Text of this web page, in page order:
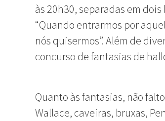
às 20h30, separadas em
“Quando entrarmos por
nós quisermos”. Além de
concurso de fantasias de
Quanto às fantasias, não
Wallace, caveiras, bruxas,